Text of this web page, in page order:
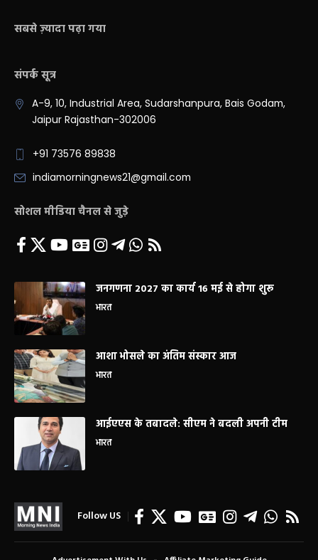
सबसे ज़्यादा पढ़ा गया
संपर्क सूत्र
A-9, 10, Industrial Area, Sudarshanpura, Bais Godam,
Jaipur Rajasthan-302006
+91 73576 89838
indiamorningnews21@gmail.com
सोशल मीडिया चैनल से जुड़े
जनगणना 2027 का कार्य 16 मई से होगा शुरू
भारत
आशा भोसले का अंतिम संस्कार आज
भारत
आईएएस के तबादले: सीएम ने बदली अपनी टीम
भारत
Follow US